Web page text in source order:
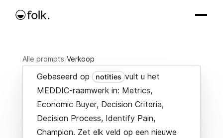
Alle prompts/Verkoop
Gebaseerd op notities vult u het
MEDDIC-raamwerk in: Metrics,
Economic Buyer, Decision Criteria,
Decision Process, Identify Pain,
Champion. Zet elk veld op een nieuwe